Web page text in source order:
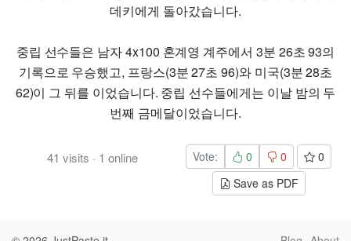
데키에게 돌아갔습니다.
중립 선수들은 남자 4x100 혼계영 계주에서 3분 26초 93의
기록으로 우승했고, 프랑스(3분 27초 96)와 미국(3분 28초
62)이 그 뒤를 이었습니다. 중립 선수들에게는 이날 밤의 두
번째 금메달이었습니다.
41 visits · 1 online Vote: 0 0
0
Save as PDF